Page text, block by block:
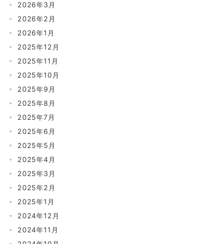
2026年3月
2026年2月
2026年1月
2025年12月
2025年11月
2025年10月
2025年9月
2025年8月
2025年7月
2025年6月
2025年5月
2025年4月
2025年3月
2025年2月
2025年1月
2024年12月
2024年11月